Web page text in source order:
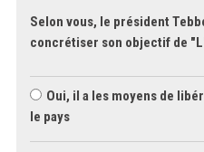
Selon vous, le président
concrétiser son objectif de
Oui, il a les moyens de
le pays